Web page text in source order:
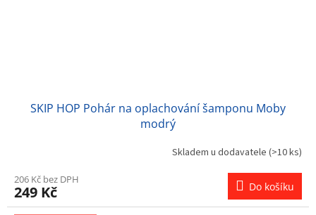
SKIP HOP Pohár na oplachování šamponu Moby
modrý
Skladem u dodavatele (>10 ks)
206 Kč bez DPH
249 Kč Do košíku